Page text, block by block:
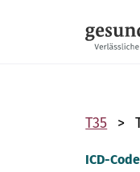
T35
ICD-Code